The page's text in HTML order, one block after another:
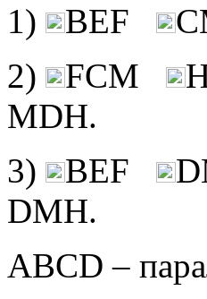
1)
ВЕF
2)
FCМ
МDН.
3)
ВЕF
DМН.
АВСD –